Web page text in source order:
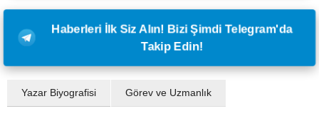
Haberleri İlk Siz Alın! Bizi Şimdi Telegram'da
Takip Edin!
Yazar Biyografisi Görev ve Uzmanlık